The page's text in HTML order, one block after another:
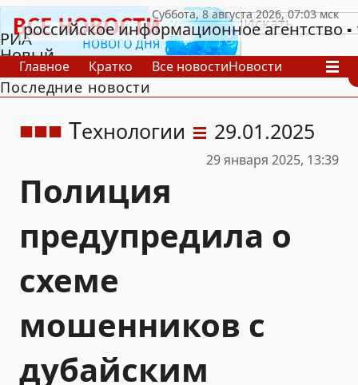
РИА
Новый
День
российское информационное агентство
Главное Кратко Все новостиНовости
В России
В мире
Последние новости
Технологии 29.01.2025
29 января 2025, 13:39
Полиция
предупредила о
схеме
мошенников с
дубайским